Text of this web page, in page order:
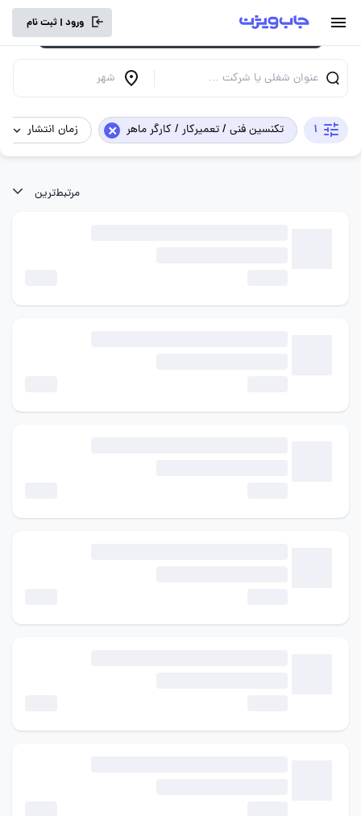
ورود | ثبت نام
عنوان شغلی یا شرکت … شهر
1 تکنسین فنی / تعمیرکار / کارگر ماهر × زمان انتشار
برای تجربه کاربری بهتر و سرعت بالاتر، vpn
خود را خاموش کنید.